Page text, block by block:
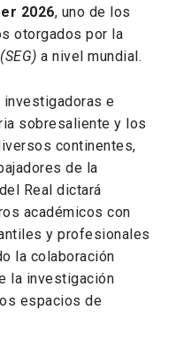
2026, uno de los
otorgados por la
a nivel mundial.
e
sobresaliente y los
continentes,
de la
Real dictará
académicos con
y profesionales
la colaboración
la investigación
espacios de